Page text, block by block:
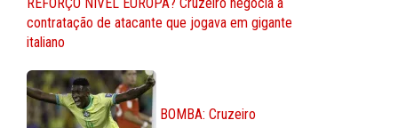
contratação de atacante que jogava em gigante
italiano
BOMBA: Cruzeiro